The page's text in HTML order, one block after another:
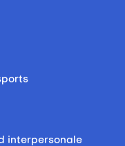
interpersonale